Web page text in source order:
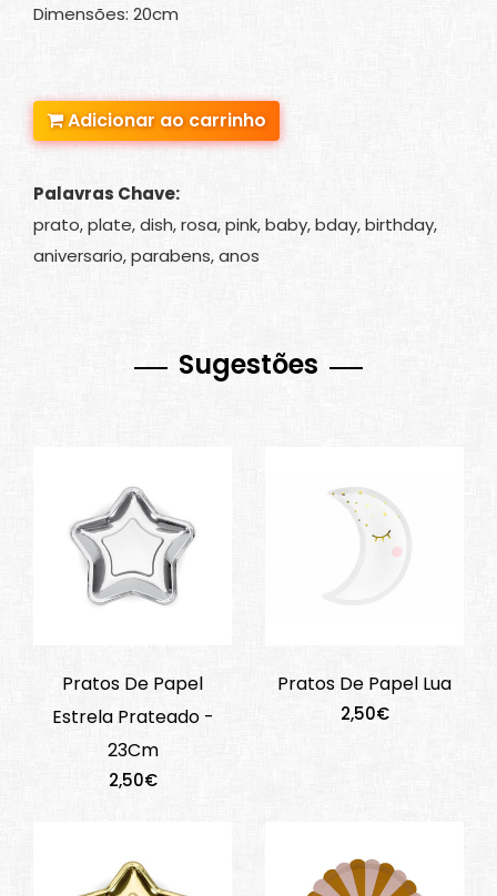
Dimensões: 20cm
Adicionar ao carrinho
Palavras Chave:
prato, plate, dish, rosa, pink, baby, bday, birthday,
aniversario, parabens, anos
Sugestões
Pratos De Papel
Estrela Prateado -
23Cm
2,50€
Pratos De Papel Lua
2,50€